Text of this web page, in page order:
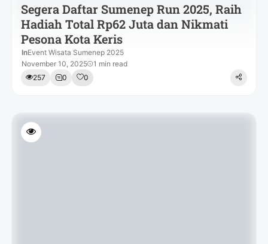
Segera Daftar Sumenep Run 2025, Raih
Hadiah Total Rp62 Juta dan Nikmati
Pesona Kota Keris
InEvent Wisata Sumenep 2025
November 10, 2025
1 min read
257
0 0